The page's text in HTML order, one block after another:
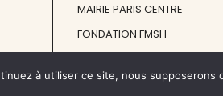
MAIRIE PARIS CENTRE
FONDATION FMSH
à utiliser ce site, nous supposerons